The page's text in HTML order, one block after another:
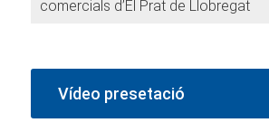
comercials d’El Prat de Llobregat
Vídeo presetació